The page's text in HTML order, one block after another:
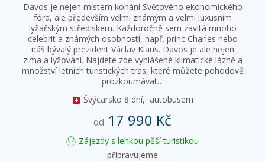
Davos je nejen místem konání Světového ekonomického
fóra, ale především velmi známým a velmi luxusním
lyžařským střediskem. Každoročně sem zavítá mnoho
celebrit a známých osobností, např. princ Charles nebo
náš bývalý prezident Václav Klaus. Davos je ale nejen
zima a lyžování. Najdete zde vyhlášené klimatické lázně a
množství letních turistických tras, které můžete pohodově
prozkoumávat…
Švýcarsko 8 dní, autobusem
od 17 990 Kč
Zájezdy s lehkou pěší turistikou
připravujeme